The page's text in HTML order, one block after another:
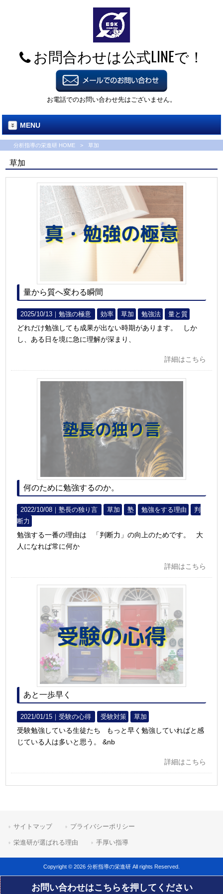
お問合わせは公式LINEで！
お電話でのお問い合わせ先はございません。
MENU
分析指導の栄進研 HOME > 草加
草加
量から質へ変わる瞬間
2025/10/13｜勉強の極意 効率 草加 勉強法 量と質
どれだけ勉強しても成果が出ない時期があります。 しか
し、ある日を境に急に理解が深まり、
詳細はこちら
何のために勉強するのか。
2022/10/08｜塾長の独り言 草加 塾 勉強をする理由
判
断力
勉強する一番の理由は 「判断力」の向上のためです。 大
人になれば常に何か
詳細はこちら
あと一歩早く
2021/01/15｜受験の心得 受験対策 草加
受験勉強している生徒たち もっと早く勉強していればと感
じている人は多いと思う。 &nb
詳細はこちら
サイトマップ プライバシーポリシー
栄進研が選ばれる理由 手厚い指導
Copyright © 2026 分析指導の栄進研 All rights Reserved.
お問い合わせはこちらを押してください